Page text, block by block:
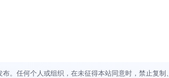
。任何个人或组织，在未征得本站同意时，禁止复制、